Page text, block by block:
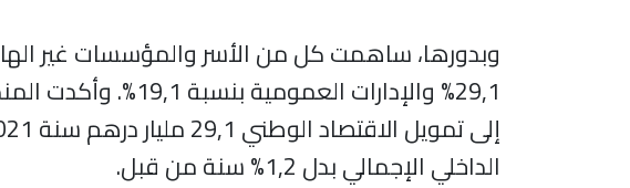
وبدورها، ساهمت كل من الأسر والمؤسسات غير
29,1% والإدارات
الداخلي الإجمالي بدل 1,2% سنة من قبل.